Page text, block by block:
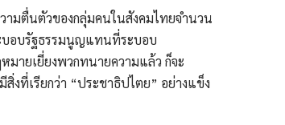
ามตื่นตัวของกลุ่มคนในสังคมไทยจำนวน
บอบรัฐธรรมนูญแทนที่ระบอบ
ายเยี่ยงพวกทนายความแล้ว ก็จะ
งที่เรียกว่า “ประชาธิปไตย” อย่างแข็ง